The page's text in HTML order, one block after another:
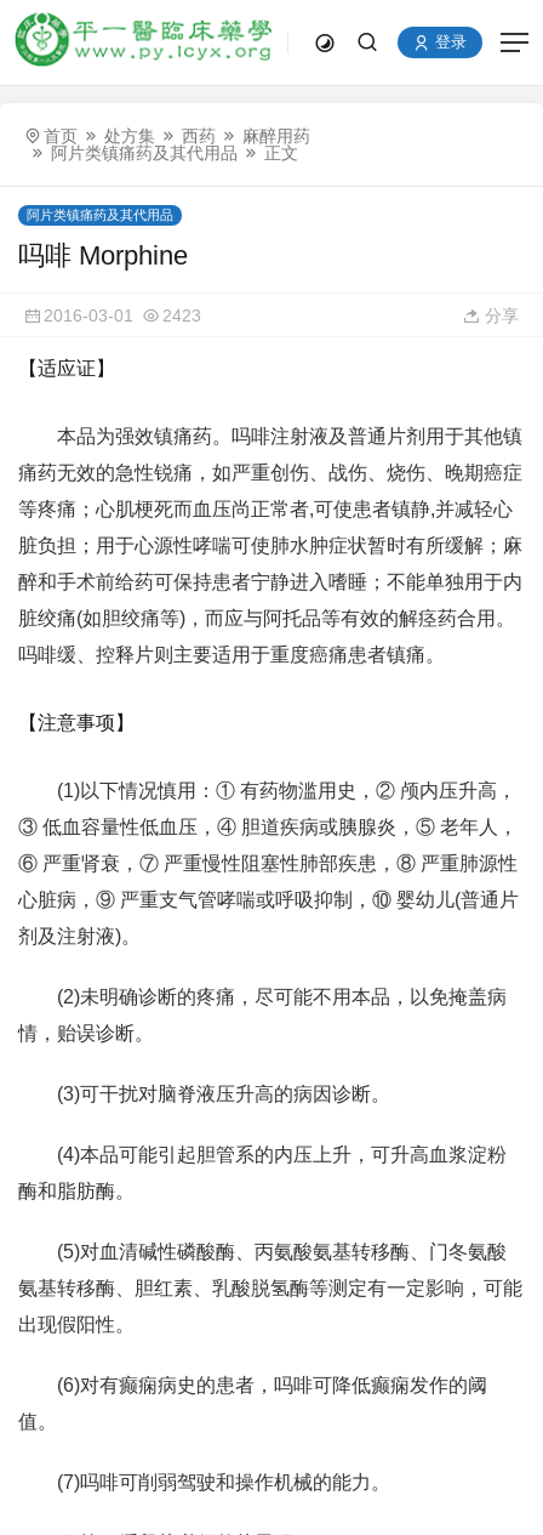
登录
首页 处方集 西药
麻醉用药
阿片类镇痛药及其代用品
正文
阿片类镇痛药及其代用品
吗啡 Morphine
2016-03-01 2423 分享
【适应证】
本品为强效镇痛药。吗啡注射液及普通片剂用于其他镇
痛药无效的急性锐痛，如严重创伤、战伤、烧伤、晚期癌症
等疼痛；心肌梗死而血压尚正常者,可使患者镇静,并减轻心
脏负担；用于心源性哮喘可使肺水肿症状暂时有所缓解；麻
醉和手术前给药可保持患者宁静进入嗜睡；不能单独用于内
脏绞痛(如胆绞痛等)，而应与阿托品等有效的解痉药合用。
吗啡缓、控释片则主要适用于重度癌痛患者镇痛。
【注意事项】
(1)以下情况慎用：① 有药物滥用史，② 颅内压升高，
③ 低血容量性低血压，④ 胆道疾病或胰腺炎，⑤ 老年人，
⑥ 严重肾衰，⑦ 严重慢性阻塞性肺部疾患，⑧ 严重肺源性
心脏病，⑨ 严重支气管哮喘或呼吸抑制，⑩ 婴幼儿(普通片
剂及注射液)。
(2)未明确诊断的疼痛，尽可能不用本品，以免掩盖病
情，贻误诊断。
(3)可干扰对脑脊液压升高的病因诊断。
(4)本品可能引起胆管系的内压上升，可升高血浆淀粉
酶和脂肪酶。
(5)对血清碱性磷酸酶、丙氨酸氨基转移酶、门冬氨酸
氨基转移酶、胆红素、乳酸脱氢酶等测定有一定影响，可能
出现假阳性。
(6)对有癫痫病史的患者，吗啡可降低癫痫发作的阈
值。
(7)吗啡可削弱驾驶和操作机械的能力。